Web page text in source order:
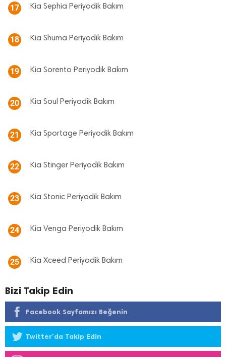
17 Kia Sephia Periyodik Bakım
18 Kia Shuma Periyodik Bakım
19 Kia Sorento Periyodik Bakım
20 Kia Soul Periyodik Bakım
21 Kia Sportage Periyodik Bakım
22 Kia Stinger Periyodik Bakım
23 Kia Stonic Periyodik Bakım
24 Kia Venga Periyodik Bakım
25 Kia Xceed Periyodik Bakım
Bizi Takip Edin
Facebook Sayfamızı Beğenin
Twitter'da Takip Edin